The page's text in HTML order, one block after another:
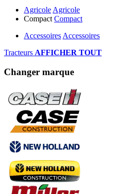
Agricole Agricole
Compact Compact
Accessoires Accessoires
Tracteurs AFFICHER TOUT
Changer marque